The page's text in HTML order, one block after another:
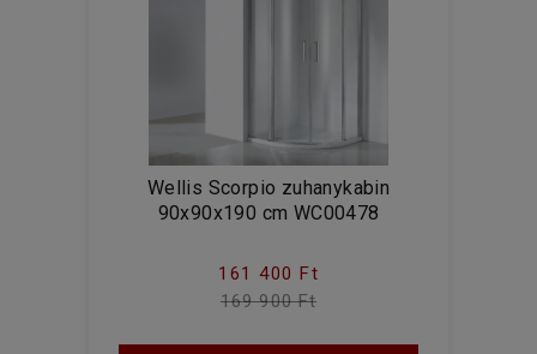
Wellis Scorpio zuhanykabin
90x90x190 cm WC00478
161 400 Ft
169 900 Ft